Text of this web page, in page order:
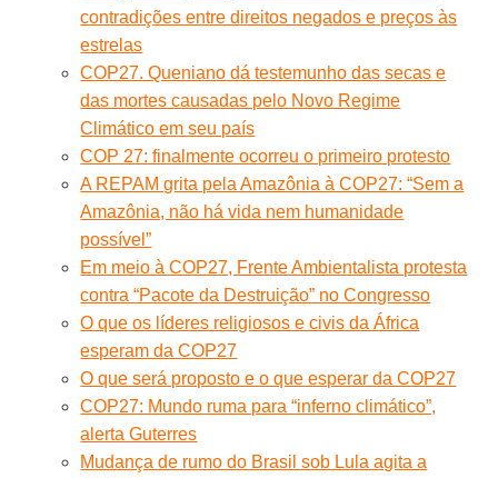
contradições entre direitos negados e preços às
estrelas
COP27. Queniano dá testemunho das secas e
das mortes causadas pelo Novo Regime
Climático em seu país
COP 27: finalmente ocorreu o primeiro protesto
A REPAM grita pela Amazônia à COP27: “Sem a
Amazônia, não há vida nem humanidade
possível”
Em meio à COP27, Frente Ambientalista protesta
contra “Pacote da Destruição” no Congresso
O que os líderes religiosos e civis da África
esperam da COP27
O que será proposto e o que esperar da COP27
COP27: Mundo ruma para “inferno climático”,
alerta Guterres
Mudança de rumo do Brasil sob Lula agita a